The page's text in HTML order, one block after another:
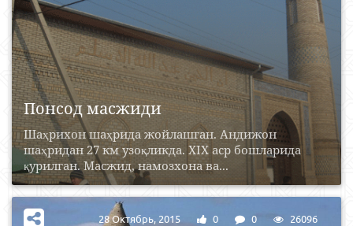
Понсод масжиди
Шаҳрихон шаҳрида жойлашган. Андижон
шаҳридан 27 км узоқликда. XIX аср бошларида
қурилган. Масжид, намозхона ва...
28 Октябрь, 2015 0 0 26096